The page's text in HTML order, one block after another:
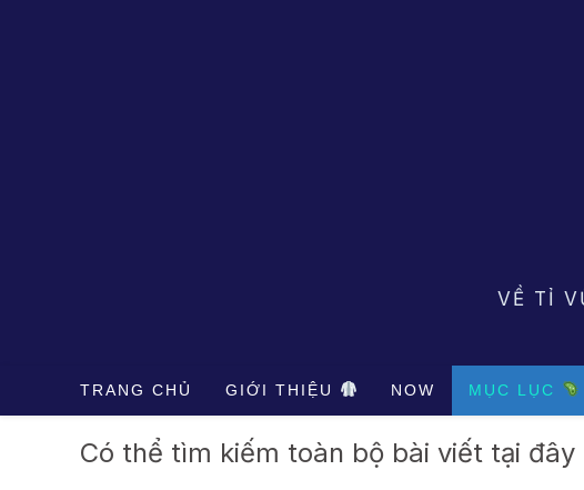
VỀ TỈ
TRANG CHỦ GIỚI THIỆU NOW MỤC LỤC
Có thể tìm kiếm toàn bộ bài viết tại đây